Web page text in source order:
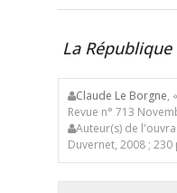
La République
Claude Le Borgne, «
Revue n° 713
Auteur(s) de
Duvernet, 2008 ; 230